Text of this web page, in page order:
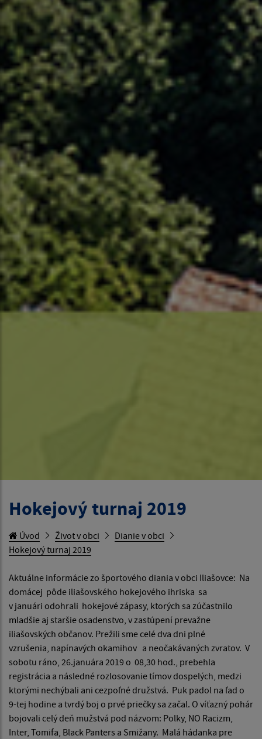
Hokejový turnaj 2019
Úvod Život v obci
Dianie v obci
Hokejový turnaj 2019
Aktuálne informácie zo športového diania v obci Iliašovce: Na
domácej pôde iliašovského hokejového ihriska sa
v januári odohrali hokejové zápasy, ktorých sa zúčastnilo
mladšie aj staršie osadenstvo, v zastúpení prevažne
iliašovských občanov. Prežili sme celé dva dni plné
vzrušenia, napínavých okamihov a neočakávaných zvratov. V
sobotu ráno, 26.januára 2019 o 08,30 hod., prebehla
registrácia a následné rozlosovanie tímov dospelých, medzi
ktorými nechýbali ani cezpoľné družstvá. Puk padol na ľad o
9-tej hodine a tvrdý boj o prvé priečky sa začal. O víťazný pohár
bojovali celý deň mužstvá pod názvom: Polky, NO Racizm,
Inter, Tomifa, Black Panters a Smižany. Malá hádanka pre